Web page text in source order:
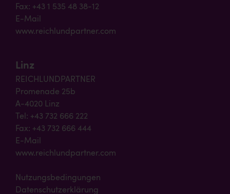
Fax: +43 1 535 48 38-12
E-Mail
www.reichlundpartner.com
Linz
REICHLUNDPARTNER
Promenade 25b
A-4020 Linz
Tel: +43 732 666 222
Fax: +43 732 666 444
E-Mail
www.reichlundpartner.com
Nutzungsbedingungen
Datenschutzerklärung